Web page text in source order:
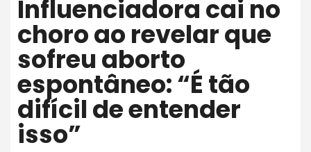
Influenciadora cai no
choro ao revelar que
sofreu aborto
espontâneo: “É tão
difícil de entender
isso”